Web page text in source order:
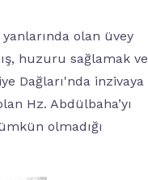
olan üvey
huzuru sağlamak ve
Dağları'nda inzivaya
Hz. Abdülbaha’yı
olmadığı